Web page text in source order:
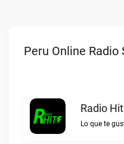
Peru Online Radio
Radio
Lo que te